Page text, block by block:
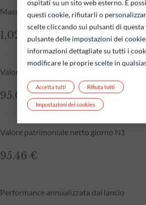
Masse in gestione del fondo al 06.08.2026
1,028.89 mln €
Valore patrimoniale netto al 06.08.2026
95.65 €
Valore patrimoniale netto giorno N1
95.46 €
Performance annualizzata dal lancio
ospitati su un sito web esterno. È
questi cookie, rifiutarli o
scelte cliccando sui pulsanti di questa
pulsante delle impostazioni dei
informazioni dettagliate su tutti i
modificare le proprie scelte in
Rifiuta tutti
Accetta tutti
Impostazioni dei cookies